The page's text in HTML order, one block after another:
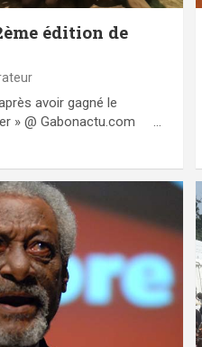
édition de
avoir gagné le
» @ Gabonactu.com …